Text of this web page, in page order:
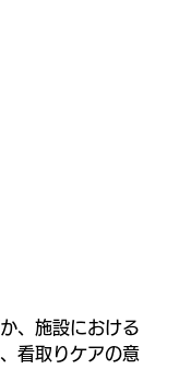
、施設における
看取りケアの意